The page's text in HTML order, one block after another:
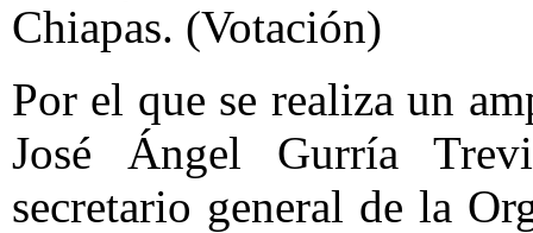
Chiapas. (Votación)
Por el que se realiza un
José Ángel Gurría
secretario general de la